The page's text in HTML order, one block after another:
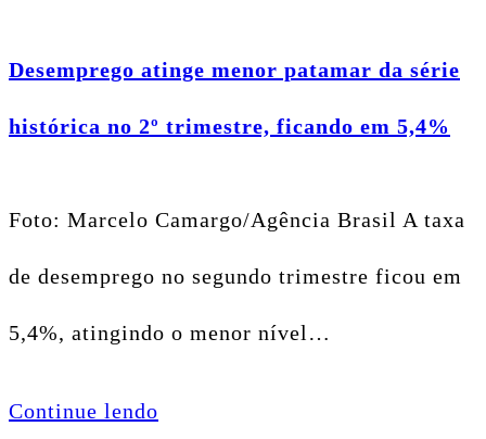
Desemprego atinge menor patamar da série
histórica no 2º trimestre, ficando em 5,4%
Foto: Marcelo Camargo/Agência Brasil A taxa
de desemprego no segundo trimestre ficou em
5,4%, atingindo o menor nível…
Continue lendo